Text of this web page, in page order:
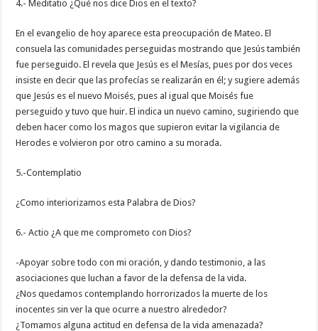
4.- Meditatio ¿Qué nos dice Dios en el texto?
En el evangelio de hoy aparece esta preocupación de Mateo. El
consuela las comunidades perseguidas mostrando que Jesús también
fue perseguido. El revela que Jesús es el Mesías, pues por dos veces
insiste en decir que las profecías se realizarán en él; y sugiere además
que Jesús es el nuevo Moisés, pues al igual que Moisés fue
perseguido y tuvo que huir. El indica un nuevo camino, sugiriendo que
deben hacer como los magos que supieron evitar la vigilancia de
Herodes e volvieron por otro camino a su morada.
5.-Contemplatio
¿Como interiorizamos esta Palabra de Dios?
6.- Actio ¿A que me comprometo con Dios?
-Apoyar sobre todo con mi oración, y dando testimonio, a las
asociaciones que luchan a favor de la defensa de la vida.
¿Nos quedamos contemplando horrorizados la muerte de los
inocentes sin ver la que ocurre a nuestro alrededor?
¿Tomamos alguna actitud en defensa de la vida amenazada?